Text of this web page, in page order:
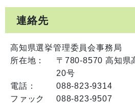
連絡先
高知県選挙管理委員会事務局
所在地：
〒780-8570 高知県
20号
電話：
088-823-9314
ファック
088-823-9507